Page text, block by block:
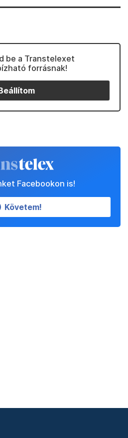
be a Transtelexet
forrásnak!
Facebookon is!
Követem!